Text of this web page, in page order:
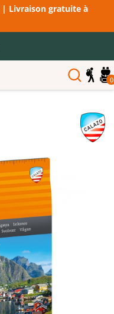
| Livraison gratuite à
0